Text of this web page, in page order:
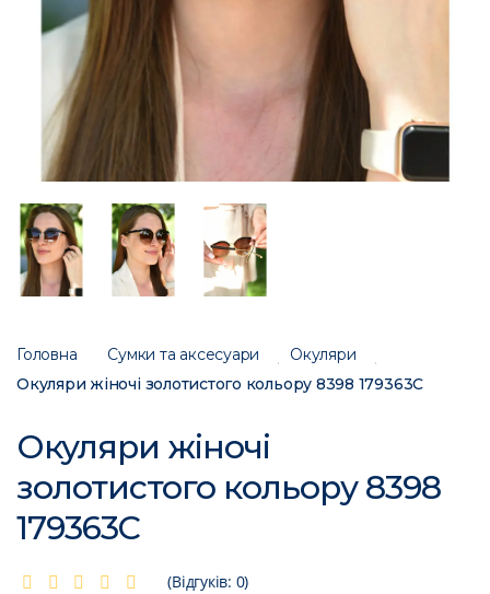
Головна Сумки та аксесуари
Окуляри
Окуляри жіночі золотистого кольору 8398 179363C
Окуляри жіночі
золотистого кольору 8398
179363C
(Відгуків: 0)